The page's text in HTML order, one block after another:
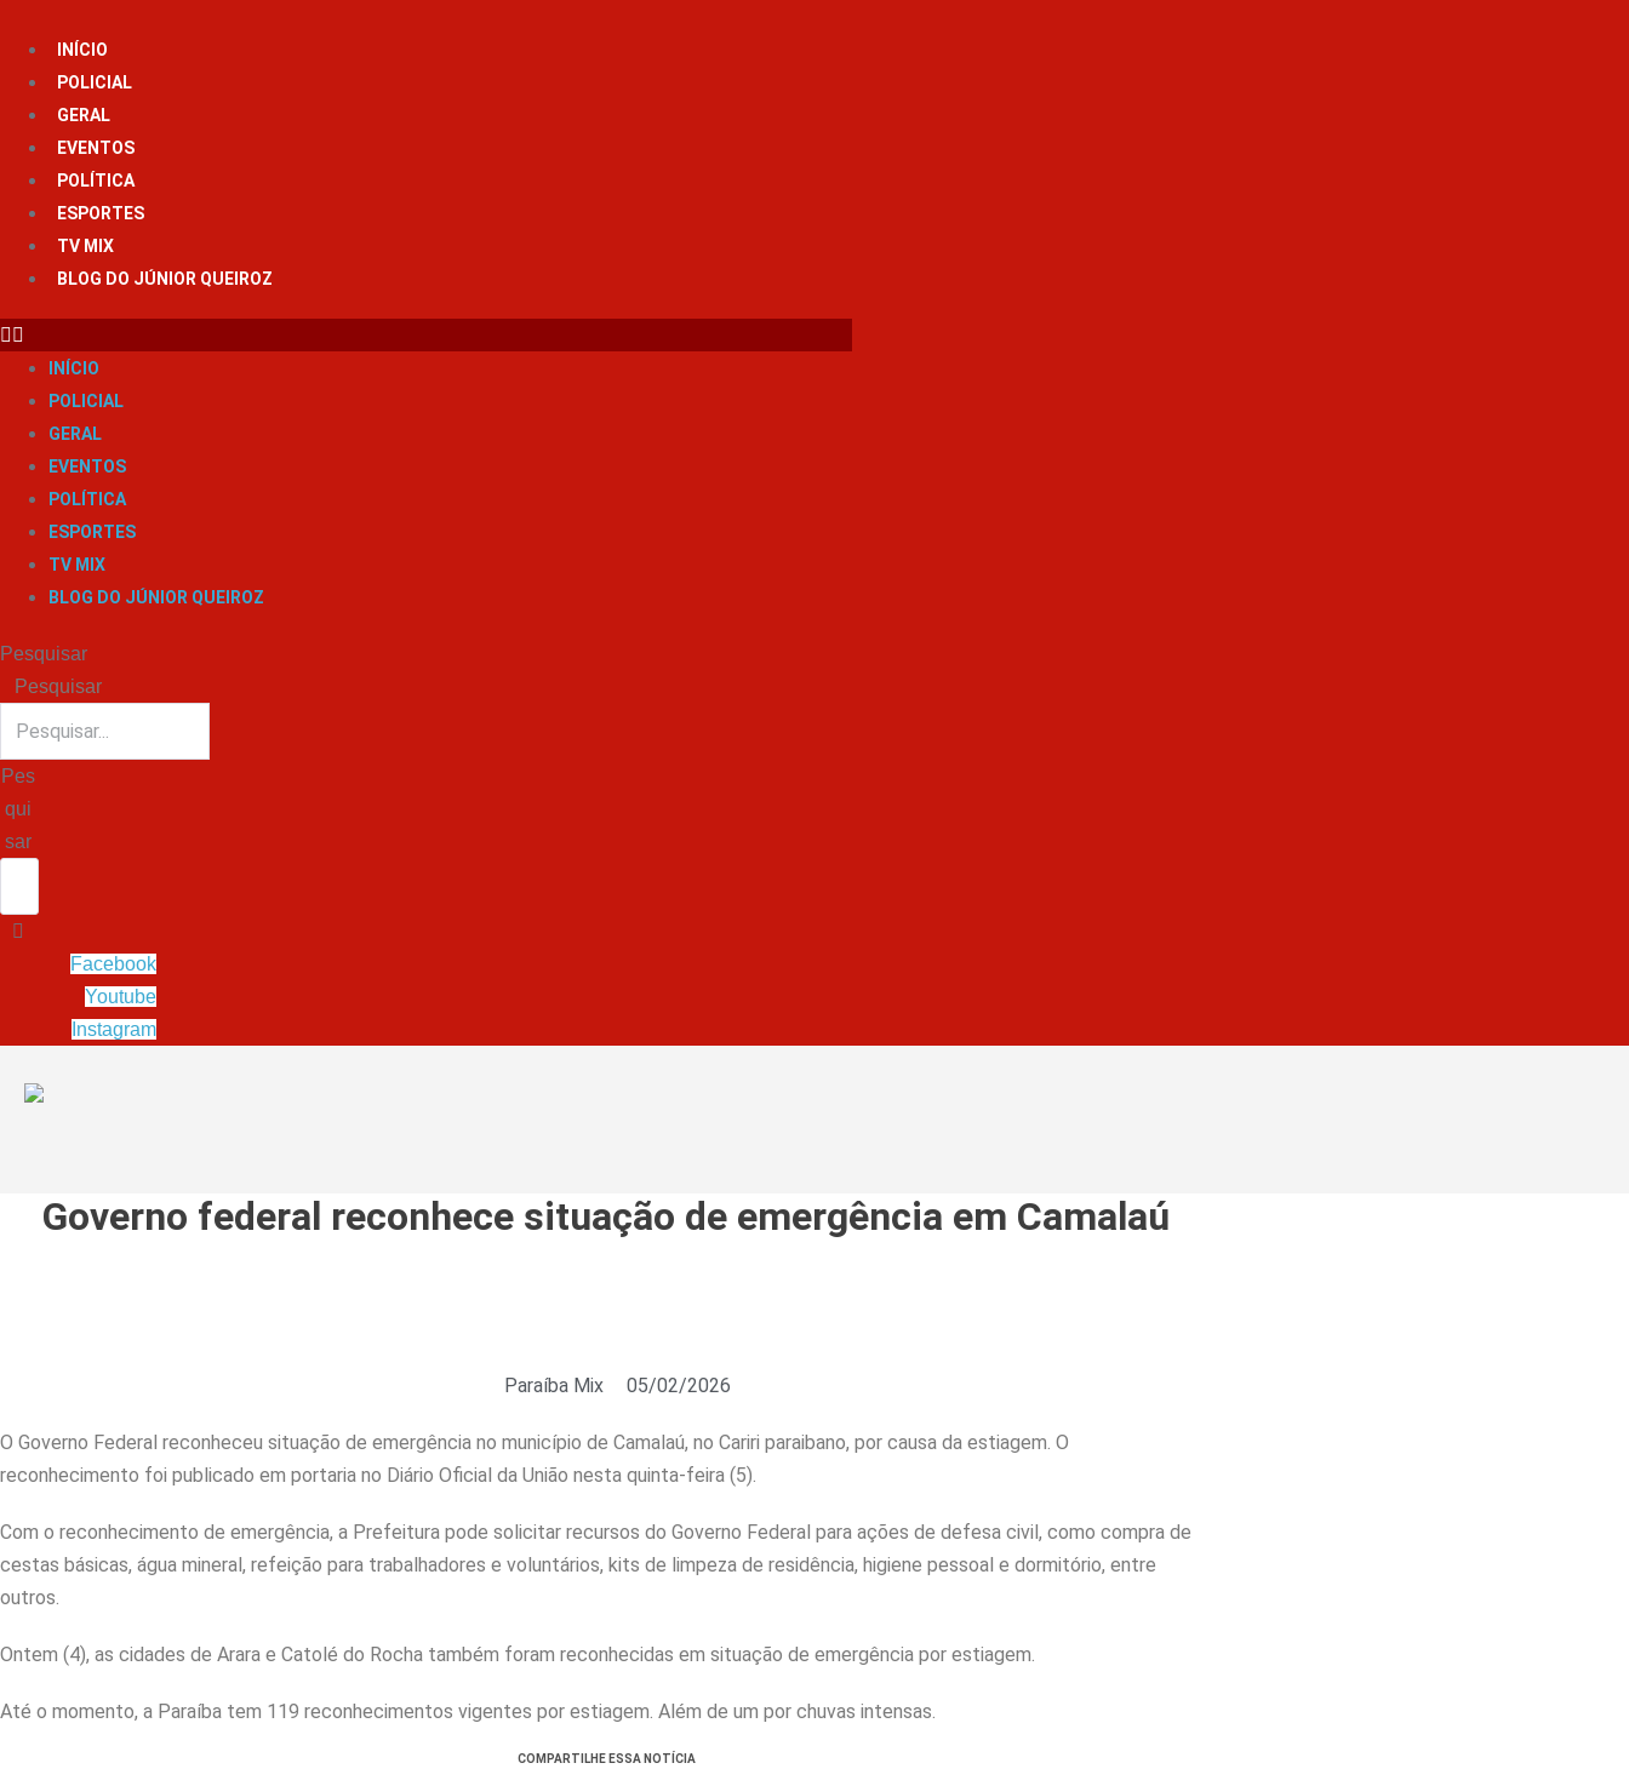
para
conteúdo
INÍCIO
POLICIAL
GERAL
EVENTOS
POLÍTICA
ESPORTES
TV MIX
BLOG DO JÚNIOR QUEIROZ
INÍCIO
POLICIAL
GERAL
EVENTOS
POLÍTICA
ESPORTES
TV MIX
BLOG DO JÚNIOR QUEIROZ
Pesquisar
Pesquisar
Pes
qui
sar
Facebook
Youtube
Instagram
Governo federal reconhece situação de emergência em Camalaú
Paraíba Mix 05/02/2026
O Governo Federal reconheceu situação de emergência no município de Camalaú, no Cariri paraibano, por causa da estiagem. O
reconhecimento foi publicado em portaria no Diário Oficial da União nesta quinta-feira (5).
Com o reconhecimento de emergência, a Prefeitura pode solicitar recursos do Governo Federal para ações de defesa civil, como compra de
cestas básicas, água mineral, refeição para trabalhadores e voluntários, kits de limpeza de residência, higiene pessoal e dormitório, entre
outros.
Ontem (4), as cidades de Arara e Catolé do Rocha também foram reconhecidas em situação de emergência por estiagem.
Até o momento, a Paraíba tem 119 reconhecimentos vigentes por estiagem. Além de um por chuvas intensas.
COMPARTILHE ESSA NOTÍCIA